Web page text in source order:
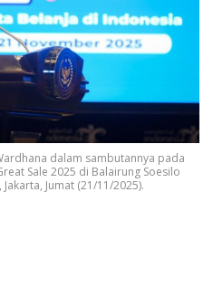
dalam sambutannya pada
Sale 2025 di Balairung Soesilo
Jumat (21/11/2025).